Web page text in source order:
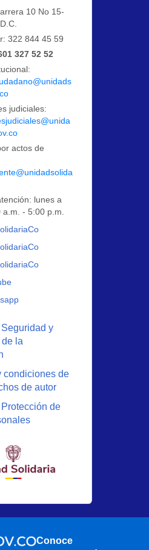
10 No 15-
322 844 45 59
327 52 52
judiciales:
actos de
lunes a
- 5:00 p.m.
y
la
condiciones de
de autor
de
Conoce